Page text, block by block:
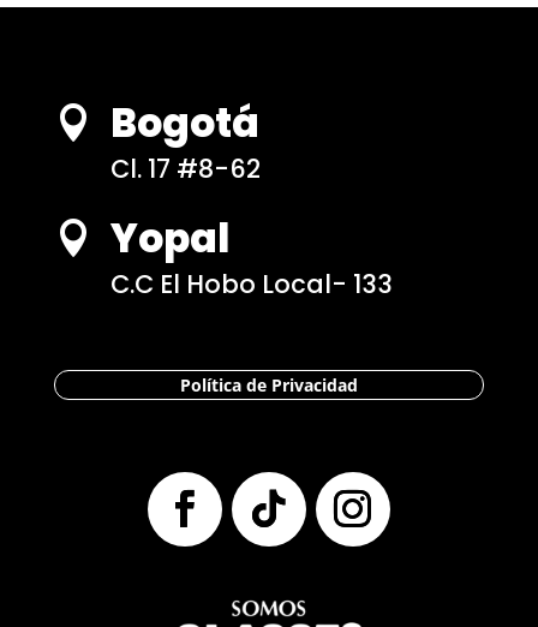
 Bogotá
Cl. 17 #8-62
 Yopal
C.C El Hobo Local- 133
Política de Privacidad